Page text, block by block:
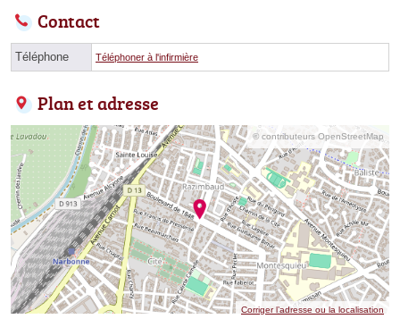
Contact
Téléphone Téléphoner à l'infirmière
Plan et adresse
© contributeurs OpenStreetMap
Corriger l’adresse ou la localisation